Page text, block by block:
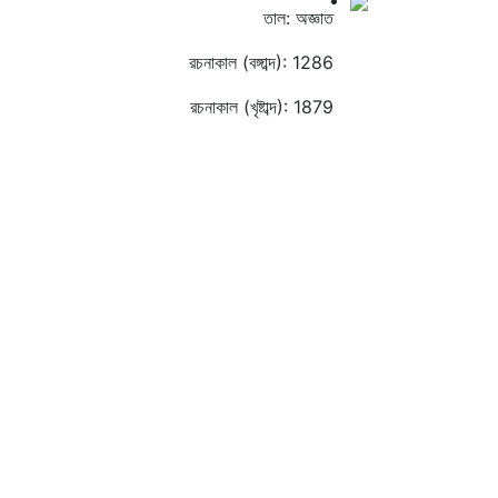
তাল: অজ্ঞাত
রচনাকাল (বঙ্গাব্দ): 1286
রচনাকাল (খৃষ্টাব্দ): 1879